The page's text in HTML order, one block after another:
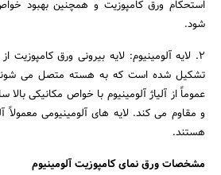
استحکام ورق کامپوزیت و همچنین بهبود
شود.
2. لایه آلومینیوم: لایه بیرونی ورق کامپوزیت
تشکیل شده است که به هسته متصل می شوند.
عموماً از آلیاژ آلومینیوم با خواص مکانیکی
هستند.
مشخصات ورق نمای کامپوزیت آلومینیوم